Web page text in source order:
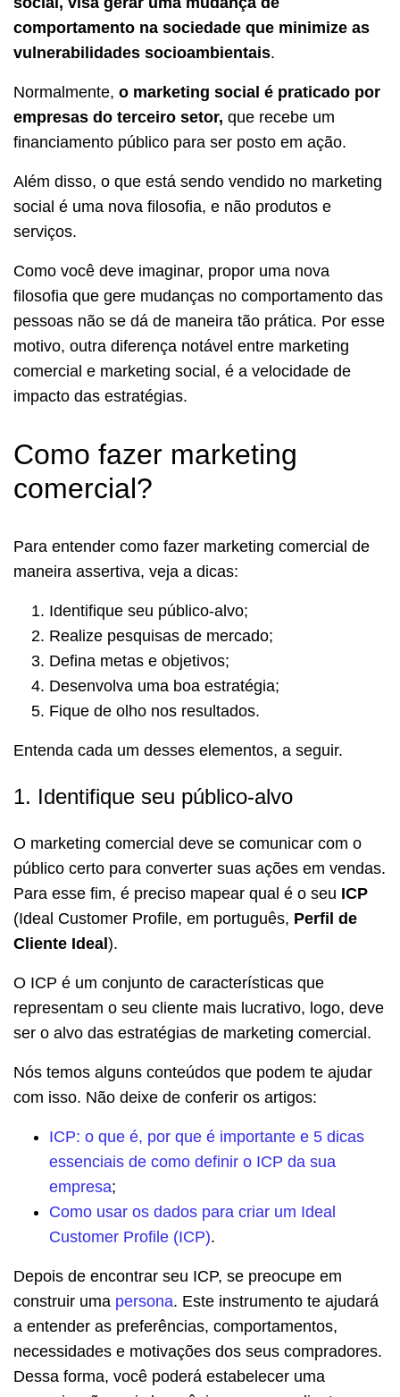
comportamento na sociedade que minimize as
vulnerabilidades socioambientais.
Normalmente, o marketing social é praticado por
empresas do terceiro setor, que recebe um
financiamento público para ser posto em ação.
Além disso, o que está sendo vendido no marketing
social é uma nova filosofia, e não produtos e
serviços.
Como você deve imaginar, propor uma nova
filosofia que gere mudanças no comportamento das
pessoas não se dá de maneira tão prática. Por esse
motivo, outra diferença notável entre marketing
comercial e marketing social, é a velocidade de
impacto das estratégias.
Como fazer marketing
comercial?
Para entender como fazer marketing comercial de
maneira assertiva, veja a dicas:
Identifique seu público-alvo;
Realize pesquisas de mercado;
Defina metas e objetivos;
Desenvolva uma boa estratégia;
Fique de olho nos resultados.
Entenda cada um desses elementos, a seguir.
1. Identifique seu público-alvo
O marketing comercial deve se comunicar com o
público certo para converter suas ações em vendas.
Para esse fim, é preciso mapear qual é o seu ICP
(Ideal Customer Profile, em português, Perfil de
Cliente Ideal ).
O ICP é um conjunto de características que
representam o seu cliente mais lucrativo, logo, deve
ser o alvo das estratégias de marketing comercial.
Nós temos alguns conteúdos que podem te ajudar
com isso. Não deixe de conferir os artigos:
ICP: o que é, por que é importante e 5 dicas
essenciais de como definir o ICP da sua
empresa;
Como usar os dados para criar um Ideal
Customer Profile (ICP).
Depois de encontrar seu ICP, se preocupe em
construir uma persona. Este instrumento te ajudará
a entender as preferências, comportamentos,
necessidades e motivações dos seus compradores.
Dessa forma, você poderá estabelecer uma